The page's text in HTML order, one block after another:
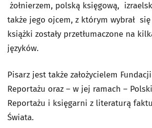
żołnierzem, polską księgową,
także jego ojcem, z którym wybrał się
książki zostały przetłumaczone na
języków.
Pisarz jest także założycielem
Reportażu oraz – w jej ramach –
Reportażu i księgarni z literaturą
Świata.